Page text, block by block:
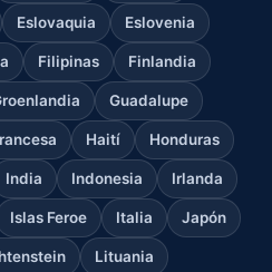
Eslovaquia Eslovenia
Filipinas Finlandia
Guadalupe
Haití Honduras
India Indonesia Irlanda
Islas Feroe Italia Japón
Lituania